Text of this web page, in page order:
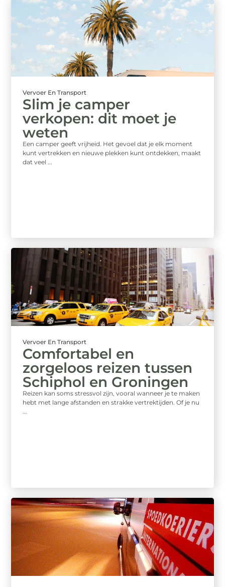
Vervoer En Transport
Slim je camper
verkopen: dit moet je
weten
Een camper geeft vrijheid. Het gevoel dat je elk moment
kunt vertrekken en nieuwe plekken kunt ontdekken, maakt
dat veel ...
Vervoer En Transport
Comfortabel en
zorgeloos reizen tussen
Schiphol en Groningen
Reizen kan soms stressvol zijn, vooral wanneer je te maken
hebt met lange afstanden en strakke vertrektijden. Of je nu
...